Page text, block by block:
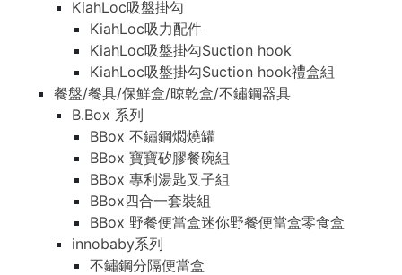
KiahLoc吸盤掛勾
KiahLoc吸力配件
KiahLoc吸盤掛勾Suction hook
KiahLoc吸盤掛勾Suction hook禮盒組
餐盤/餐具/保鮮盒/晾乾盒/不鏽鋼器具
B.Box 系列
BBox 不鏽鋼燜燒罐
BBox 寶寶矽膠餐碗組
BBox 專利湯匙叉子組
BBox四合一套裝組
BBox 野餐便當盒迷你野餐便當盒零食盒
innobaby系列
不鏽鋼分隔便當盒